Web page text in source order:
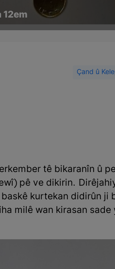
12em
Çand û
tê bikaranîn û
pê ve dikirin.
kurtekan didirûn ji
milê wan kirasan